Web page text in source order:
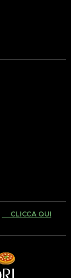
👉🏻CLICCA QUI